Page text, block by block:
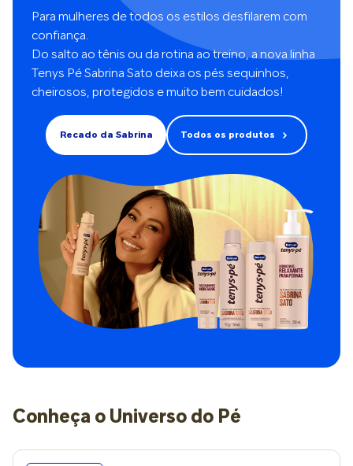
Para mulheres de todos os estilos desfilarem com
confiança.
Do salto ao tênis ou da rotina ao treino, a nova linha
Tenys Pé Sabrina Sato deixa os pés sequinhos,
cheirosos, protegidos e muito bem cuidados!
Recado da Sabrina Todos os produtos
Conheça o Universo do Pé